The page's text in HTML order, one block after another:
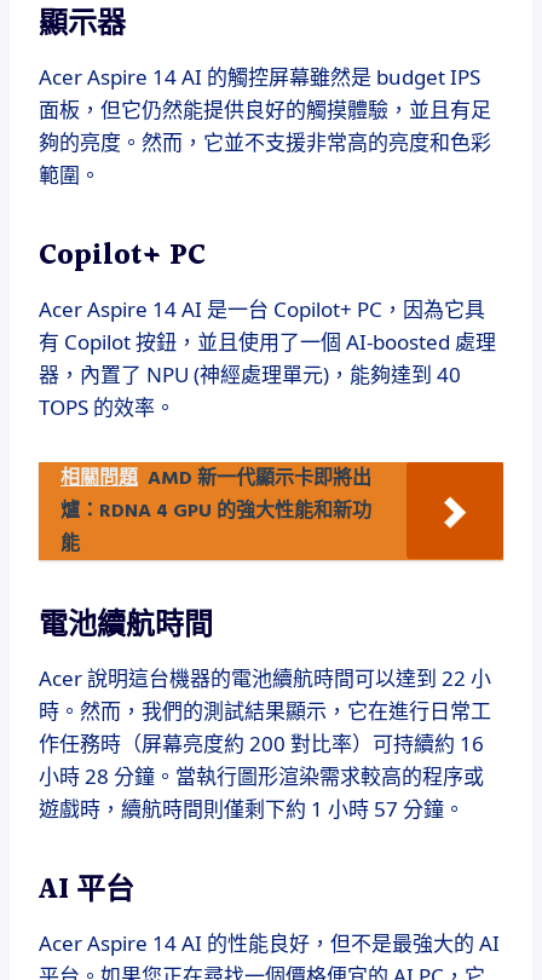
顯示器
Acer Aspire 14 AI 的觸控屏幕雖然是 budget IPS
面板，但它仍然能提供良好的觸摸體驗，並且有足
夠的亮度。然而，它並不支援非常高的亮度和色彩
範圍。
Copilot+ PC
Acer Aspire 14 AI 是一台 Copilot+ PC，因為它具
有 Copilot 按鈕，並且使用了一個 AI-boosted 處理
器，內置了 NPU (神經處理單元)，能夠達到 40
TOPS 的效率。
相關問題 AMD 新一代顯示卡即將出
爐：RDNA 4 GPU 的強大性能和新功
能
電池續航時間
Acer 說明這台機器的電池續航時間可以達到 22 小
時。然而，我們的測試結果顯示，它在進行日常工
作任務時（屏幕亮度約 200 對比率）可持續約 16
小時 28 分鐘。當執行圖形渲染需求較高的程序或
遊戲時，續航時間則僅剩下約 1 小時 57 分鐘。
AI 平台
Acer Aspire 14 AI 的性能良好，但不是最強大的 AI